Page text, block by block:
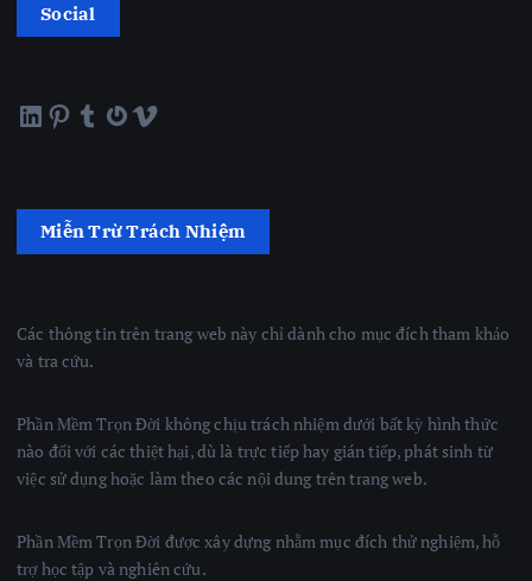
Social
LinkedIn Pinterest Tumblr Gravatar Vimeo
Miễn Trừ Trách Nhiệm
Các thông tin trên trang web này chỉ dành cho mục đích tham khảo
và tra cứu.
Phần Mềm Trọn Đời không chịu trách nhiệm dưới bất kỳ hình thức
nào đối với các thiệt hại, dù là trực tiếp hay gián tiếp, phát sinh từ
việc sử dụng hoặc làm theo các nội dung trên trang web.
Phần Mềm Trọn Đời được xây dựng nhằm mục đích thử nghiệm, hỗ
trợ học tập và nghiên cứu.